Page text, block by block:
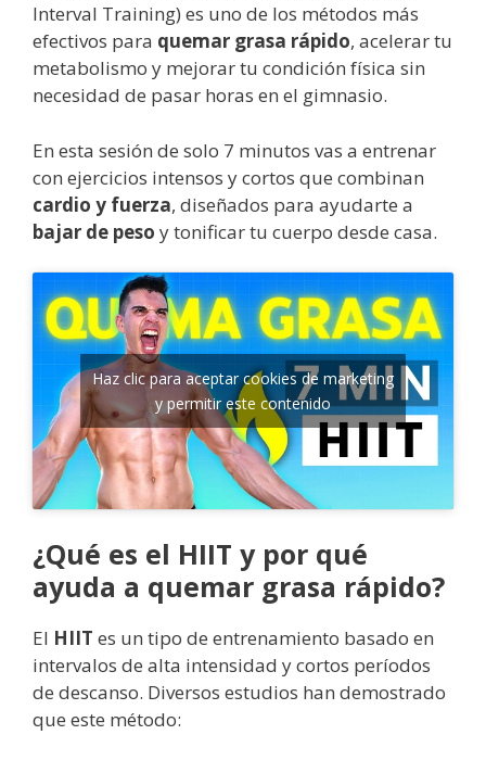
Interval Training) es uno de los métodos más
efectivos para quemar grasa rápido, acelerar tu
metabolismo y mejorar tu condición física sin
necesidad de pasar horas en el gimnasio.
En esta sesión de solo 7 minutos vas a entrenar
con ejercicios intensos y cortos que combinan
cardio y fuerza, diseñados para ayudarte a
bajar de peso y tonificar tu cuerpo desde casa.
Haz clic para aceptar cookies de marketing
y permitir este contenido
¿Qué es el HIIT y por qué
ayuda a quemar grasa rápido?
El HIIT es un tipo de entrenamiento basado en
intervalos de alta intensidad y cortos períodos
de descanso. Diversos estudios han demostrado
que este método: